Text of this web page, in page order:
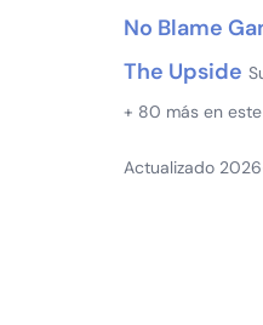
No Blame
The Upside
+ 80 más en
Actualizado